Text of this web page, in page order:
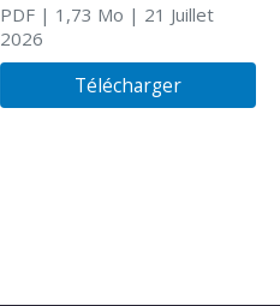
PDF| 1,73 Mo | 21 Juillet
2026
Télécharger